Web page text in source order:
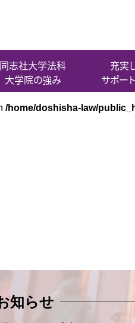
同志社大学法科
大学院の強み
充実
サポー
/home/doshisha-law/
知らせ